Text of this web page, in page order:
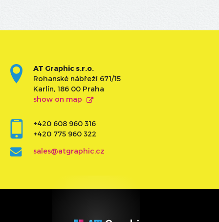
AT Graphic s.r.o.
Rohanské nábřeží 671/15
Karlín, 186 00 Praha
show on map
+420 608 960 316
+420 775 960 322
sales@atgraphic.cz